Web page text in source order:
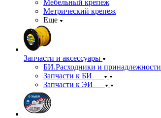
Мебельный крепеж
Метрический крепеж
Еще
Запчасти и аксессуары
БИ.Расходники и принадлежности
Запчасти к БИ
Запчасти к ЭИ